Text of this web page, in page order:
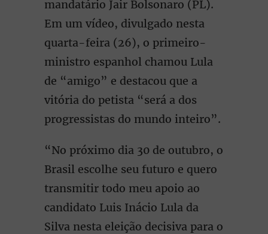
mandatário Jair Bolsonaro (PL).
Em um vídeo, divulgado nesta
quarta-feira (26), o primeiro-
ministro espanhol chamou Lula
de “amigo” e destacou que a
vitória do petista “será a dos
progressistas do mundo inteiro”.
“No próximo dia 30 de outubro, o
Brasil escolhe seu futuro e quero
transmitir todo meu apoio ao
candidato Luis Inácio Lula da
Silva nesta eleição decisiva para o